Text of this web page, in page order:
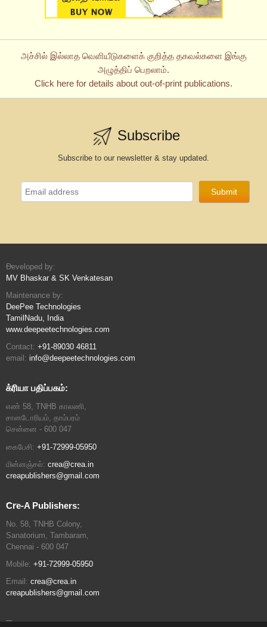
அச்சில் இல்லாத வெளியீடுகளைக் குறித்த தகவல்களை இங்கு
அழுத்திப் பெறலாம்.
Click here for details about out-of-print publications.
Subscribe
Subscribe to our newsletter & stay updated.
Developed by:
MV Bhaskar & SK Venkatesan
Maintenance by:
DeePee Technologies
TamilNadu, India
www.deepeetechnologies.com
Contact: +91-89030 46811
email: info@deepeetechnologies.com
க்ரியா பதிப்பகம்:
எண் 58, TNHB காலணி,
சானடோரியம், தாம்பரம்
சென்னை - 600 047
கைபேசி: +91-72999-05950
மின்னஞ்சல்: crea@crea.in
creapublishers@gmail.com
Cre-A Publishers:
No. 58, TNHB Colony,
Sanatorium, Tambaram,
Chennai - 600 047
Mobile: +91-72999-05950
Email: crea@crea.in
creapublishers@gmail.com